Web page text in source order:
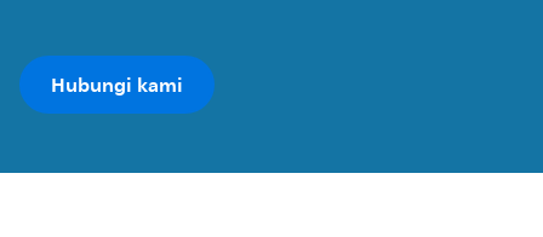
Hubungi kami